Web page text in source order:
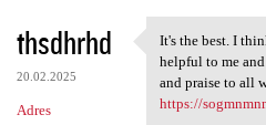
thsdhrhd
20.02.2025
Adres
It's the best.
It's the best. I
helpful to me
and praise to all
https://